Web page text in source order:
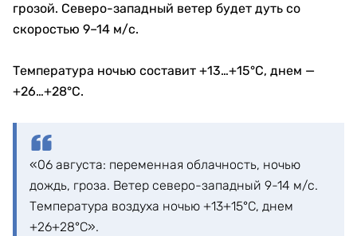
грозой. Северо-западный ветер будет дуть со
скоростью 9–14 м/с.
Температура ночью составит +13…+15°C, днем —
+26…+28°C.
«06 августа: переменная облачность, ночью
дождь, гроза. Ветер северо-западный 9-14 м/с.
Температура воздуха ночью +13+15°С, днем
+26+28°С».